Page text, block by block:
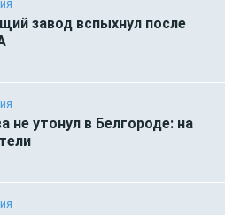
завод вспыхнул после
не утонул в Белгороде: на